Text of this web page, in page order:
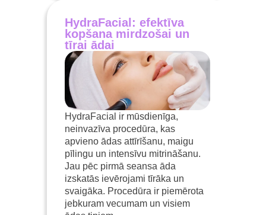
HydraFacial: efektīva
kopšana mirdzošai un
tīrai ādai
HydraFacial ir mūsdienīga,
neinvazīva procedūra, kas
apvieno ādas attīrīšanu, maigu
pīlingu un intensīvu mitrināšanu.
Jau pēc pirmā seansa āda
izskatās ievērojami tīrāka un
svaigāka. Procedūra ir piemērota
jebkuram vecumam un visiem